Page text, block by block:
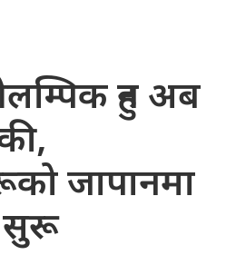
हुन अब
जापानमा
सुरू